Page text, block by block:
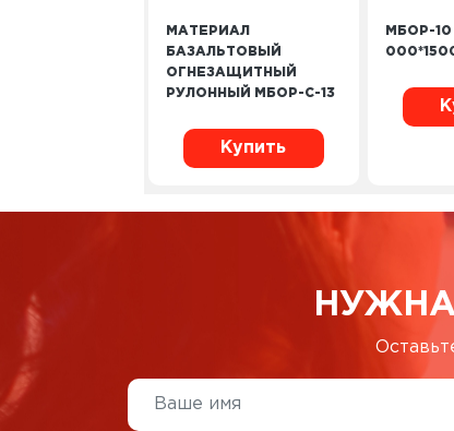
МАТЕРИАЛ
БАЗАЛЬТОВЫЙ
ОГНЕЗАЩИТНЫЙ
РУЛОННЫЙ МБОР-С-13
Купить
МБОР-10